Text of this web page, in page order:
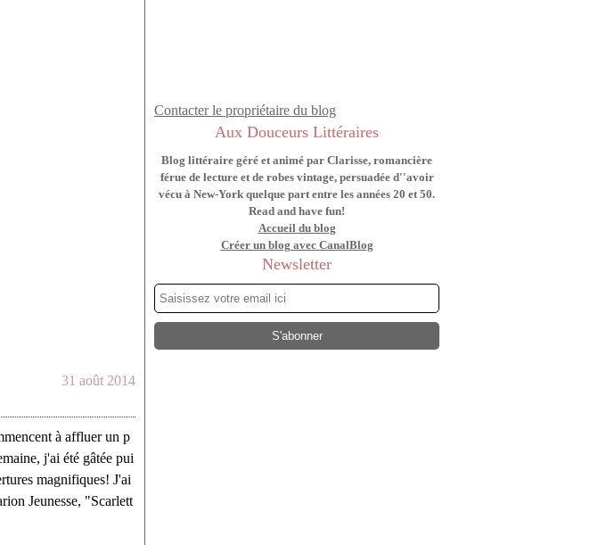
31 août 2014
à affluer un p
j'ai été gâtée pui
magnifiques! J'ai
Jeunesse, "Scarlett
Contacter le propriétaire du blog
Aux Douceurs Littéraires
Blog littéraire géré et animé par Clarisse, romancière
férue de lecture et de robes vintage, persuadée d''avoir
vécu à New-York quelque part entre les années 20 et 50.
Read and have fun!
Accueil du blog
Créer un blog avec CanalBlog
Newsletter